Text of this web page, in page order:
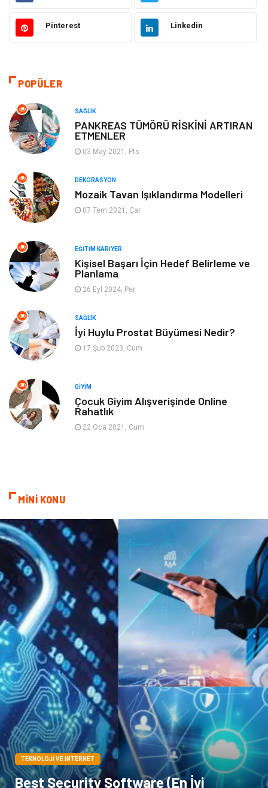
Giyim Makine
Otomotiv
Keyif ve Hobi
Moda
Anne Çocuk
Aksesuar Genel Kültür
Spor Müzik
Ev işleri
Cam
Sigorta Spor Malzemeleri
Bebek Giyim
Kına Gecesi
Pinterest Linkedin
POPÜLER
SAĞLIK
PANKREAS TÜMÖRÜ RİSKİNİ ARTIRAN
ETMENLER
03 May 2021, Pts
DEKORASYON
Mozaik Tavan Işıklandırma Modelleri
07 Tem 2021, Çar
EĞITIM KARIYER
Kişisel Başarı İçin Hedef Belirleme ve
Planlama
26 Eyl 2024, Per
SAĞLIK
İyi Huylu Prostat Büyümesi Nedir?
17 Şub 2023, Cum
GIYIM
Çocuk Giyim Alışverişinde Online
Rahatlık
22 Oca 2021, Cum
MİNİ KONU
TEKNOLOJI VE İNTERNET
Best Security Software (En İyi